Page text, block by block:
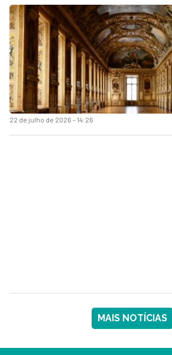
22 de julho de 2026 - 14:26
MAIS NOTÍCIAS